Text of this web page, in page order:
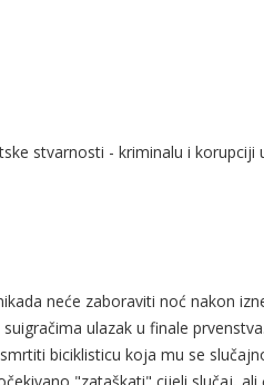
stvarnosti - kriminalu i korupciji
neće zaboraviti noć nakon
ulazak u finale
biciklisticu koja mu se